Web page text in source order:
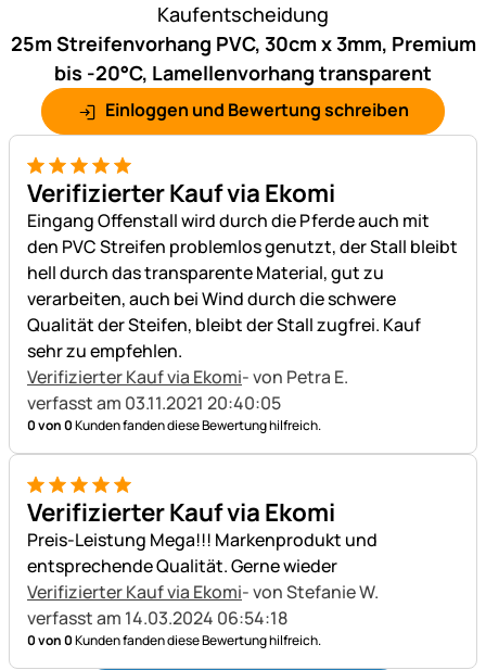
Kaufentscheidung
25m Streifenvorhang PVC, 30cm x 3mm, Premium
bis -20°C, Lamellenvorhang transparent
Einloggen und Bewertung schreiben
5 von 5
Verifizierter Kauf via Ekomi
Eingang Offenstall wird durch die Pferde auch mit
den PVC Streifen problemlos genutzt, der Stall bleibt
hell durch das transparente Material, gut zu
verarbeiten, auch bei Wind durch die schwere
Qualität der Steifen, bleibt der Stall zugfrei. Kauf
sehr zu empfehlen.
Verifizierter Kauf via Ekomi- von Petra E.
verfasst am 03.11.2021 20:40:05
0 von 0Kunden fanden diese Bewertung hilfreich.
5 von 5
Verifizierter Kauf via Ekomi
Preis-Leistung Mega!!! Markenprodukt und
entsprechende Qualität. Gerne wieder
Verifizierter Kauf via Ekomi- von Stefanie W.
verfasst am 14.03.2024 06:54:18
0 von 0Kunden fanden diese Bewertung hilfreich.